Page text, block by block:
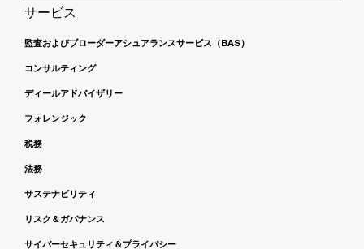
サービス
監査およびブローダーアシュアランスサービス（BAS）
コンサルティング
ディールアドバイザリー
フォレンジック
税務
法務
サステナビリティ
リスク＆ガバナンス
サイバーセキュリティ＆プライバシー